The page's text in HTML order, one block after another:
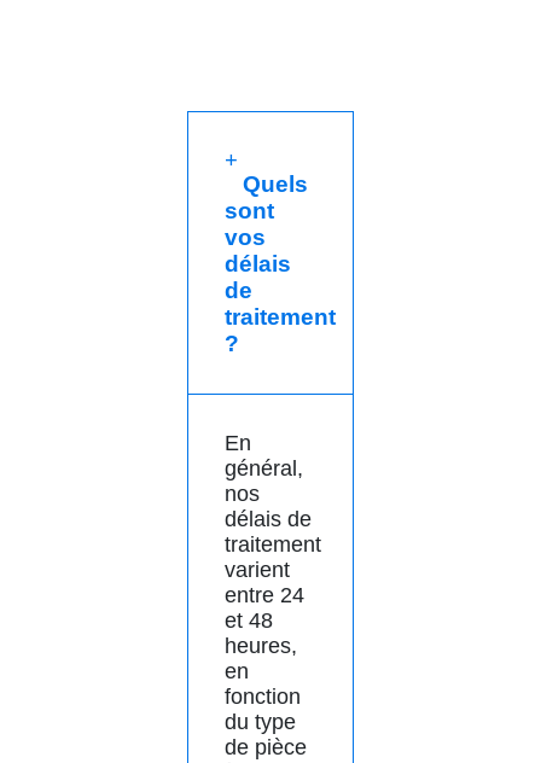
Quels
sont
vos
délais
de
traitement
?
En
général,
nos
délais de
traitement
varient
entre 24
et 48
heures,
en
fonction
du type
de pièce